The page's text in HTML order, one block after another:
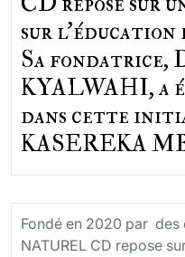
sur l'éducation
Sa fondatrice,
KYALWAHI, a
dans cette
KASEREKA
Fondé en 2020 par des
NATUREL CD repose